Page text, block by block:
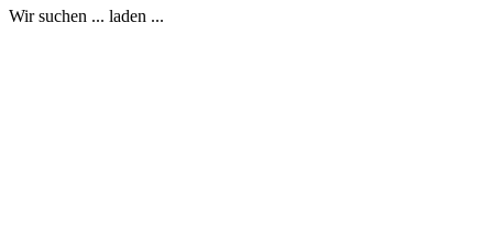
Wir suchen ... laden ...